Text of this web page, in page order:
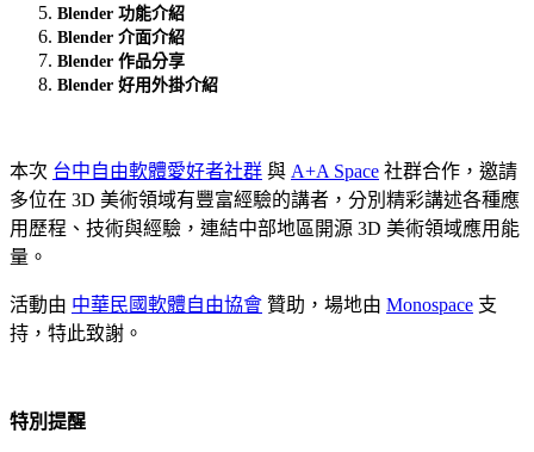
Blender 功能介紹
Blender 介面介紹
Blender 作品分享
Blender 好用外掛介紹
本次 台中自由軟體愛好者社群 與 A+A Space 社群合作，邀請
多位在 3D 美術領域有豐富經驗的講者，分別精彩講述各種應
用歷程、技術與經驗，連結中部地區開源 3D 美術領域應用能
量。
活動由 中華民國軟體自由協會 贊助，場地由 Monospace 支
持，特此致謝。
特別提醒